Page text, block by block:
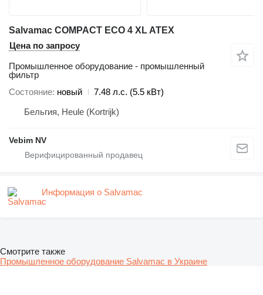
Salvamac COMPACT ECO 4 XL ATEX
Цена по запросу
Промышленное оборудование - промышленный
фильтр
Состояние новый
7.48 л.с. (5.5 кВт)
Бельгия, Heule (Kortrijk)
Vebim NV
Информация о Salvamac
Смотрите также
Промышленное оборудование Salvamac в Украине